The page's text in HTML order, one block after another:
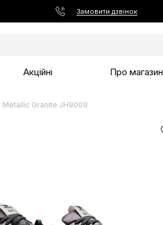
Замовити дзвінок
Акційні Про магазин
Granite JH9009